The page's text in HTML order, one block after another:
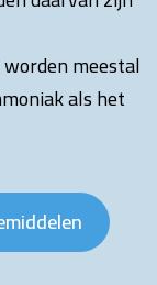
meestal
als het